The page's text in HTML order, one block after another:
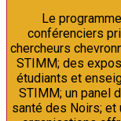
Le programme
conférenciers
chercheurs
STIMM; des
étudiants et
STIMM; un panel
santé des Noirs; et